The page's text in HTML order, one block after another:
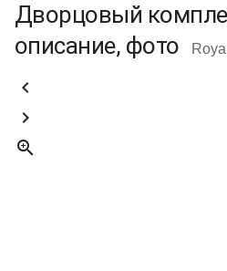
Дворцовый
описание, фото


